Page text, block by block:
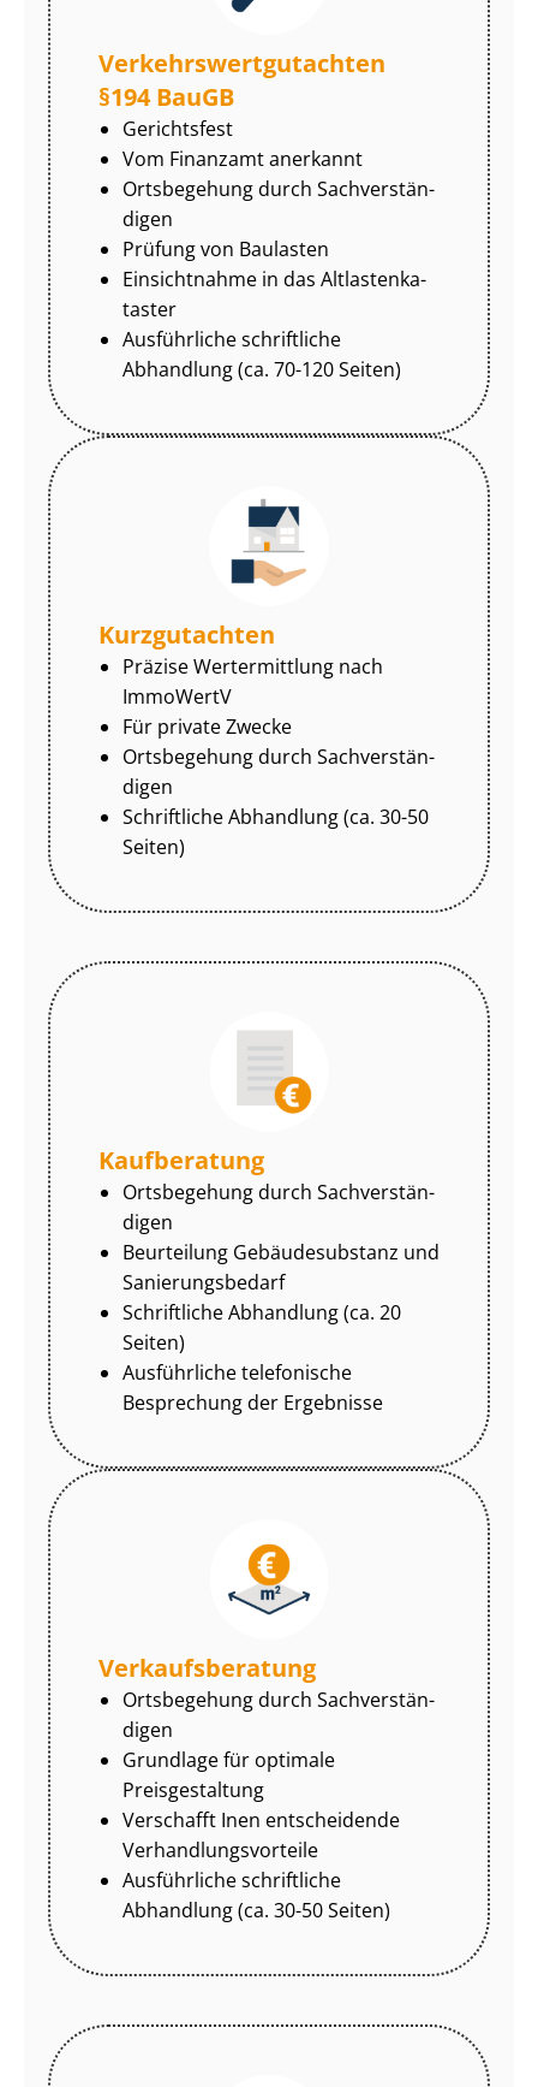
Ver­kehrs­wert­gut­ach­ten
§194 BauGB
Gerichtsfest
Vom Finanzamt anerkannt
Ortsbegehung durch Sach­ver­stän­
di­gen
Prüfung von Baulasten
Einsichtnahme in das Alt­las­ten­ka­
tas­ter
Ausführliche schriftliche
Abhandlung (ca. 70-120 Seiten)
Kurzgutachten
Präzise Wertermittlung nach
ImmoWertV
Für private Zwecke
Ortsbegehung durch Sach­ver­stän­
di­gen
Schriftliche Abhandlung (ca. 30-50
Seiten)
Kaufberatung
Ortsbegehung durch Sach­ver­stän­
di­gen
Beurteilung Gebäudesubstanz und
Sa­nie­rungs­be­darf
Schriftliche Abhandlung (ca. 20
Seiten)
Ausführliche telefonische
Besprechung der Ergebnisse
Ver­kaufs­be­ra­tung
Ortsbegehung durch Sach­ver­stän­
di­gen
Grundlage für optimale
Preisgestaltung
Verschafft Inen entscheidende
Ver­hand­lungs­vor­tei­le
Ausführliche schriftliche
Abhandlung (ca. 30-50 Seiten)